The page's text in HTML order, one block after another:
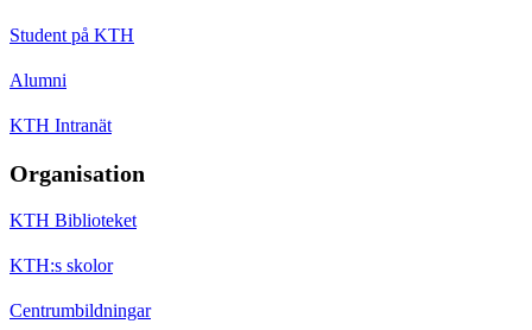
Student på KTH
Alumni
KTH Intranät
Organisation
KTH Biblioteket
KTH:s skolor
Centrumbildningar